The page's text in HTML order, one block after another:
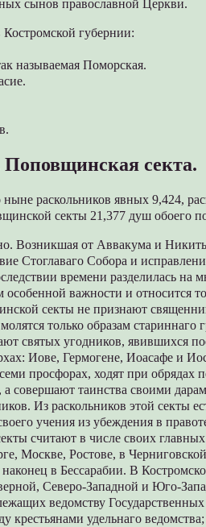
сынов православной Церкви.
губернии:
называемая Поморская.
Поповщинская секта.
раскольников явных 9,424,
секты 21,377 душ обоего
Возникшая от Аввакума и
Стоглаваго Собора и
времени разделилась на
важности и относится
секты не признают
только образам стариннаго
святых угодников, явившихся
Иове, Гермогене, Иоасафе и
просфорах, ходят при обрядах
совершают таинства своими
Из раскольников этой секты
учения из убеждения в
считают в числе своих
Москве, Ростове, в
в Бессарабии. В
Северо-Западной и Юго-
ведомству
крестьянами удельнаго